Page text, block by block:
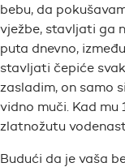
bebu, da
vježbe, stavljati ga
puta dnevno,
stavljati čepiće
zasladim, on samo
vidno muči. Kad
zlatnožutu
Budući da je vaša